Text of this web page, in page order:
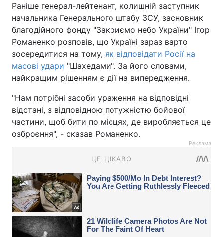
Раніше генерал-лейтенант, колишній заступник
начальника Генерального штабу ЗСУ, засновник
благодійного фонду "Закриємо небо України" Ігор
Романенко розповів, що Україні зараз варто
зосередитися на тому, як відповідати Росії на
масові удари "Шахедами". За його словами,
найкращим рішенням є дії на випередження.
"Нам потрібні засоби ураження на відповідні
відстані, з відповідною потужністю бойової
частини, щоб бити по місцях, де виробляється це
озброєння", - сказав Романенко.
Реклама